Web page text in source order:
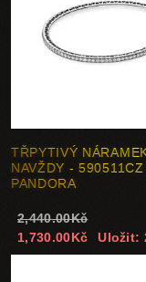
TŘPYTIVÝ
NAVŽDY - 590511CZ
PANDORA
2,440.00Kč
1,730.00Kč
Uložit: